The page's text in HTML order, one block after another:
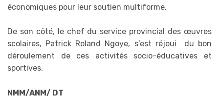
économiques pour leur soutien multiforme.
De son côté, le chef du service provincial des œuvres
scolaires, Patrick Roland Ngoye, s’est réjoui du bon
déroulement de ces activités socio-éducatives et
sportives.
NMM/ANM/ DT